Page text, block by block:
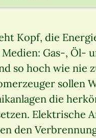
Kopf, die
Gas-, Öl-
so hoch wie nie
sollen
die
Elektrische
den